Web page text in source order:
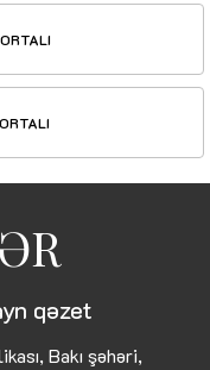
qəzet
Bakı şəhəri,